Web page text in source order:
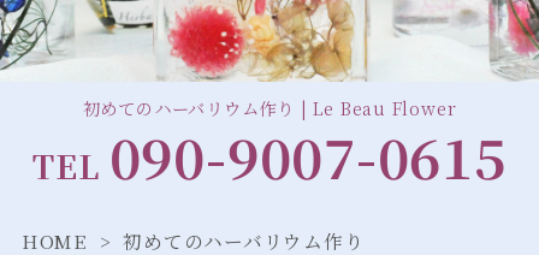
初めてのハーバリウム作り | Le Beau Flower
TEL 090-9007-0615
HOME 初めてのハーバリウム作り